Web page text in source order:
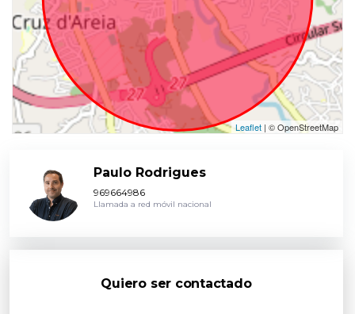
Leaflet | © OpenStreetMap
Paulo Rodrigues
969664986
Llamada a red móvil nacional
Quiero ser contactado